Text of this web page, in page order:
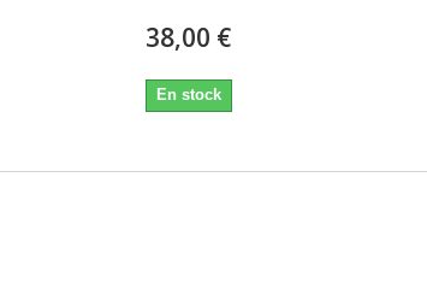
38,00 €
En stock